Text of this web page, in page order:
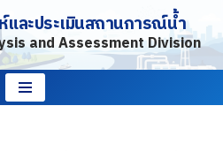
และประเมินสถานการณ์น้ำ
and Assessment Division